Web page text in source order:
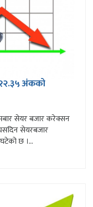
अंकको
सेयर बजार करेक्सन
सेयरबजार
छ ।...